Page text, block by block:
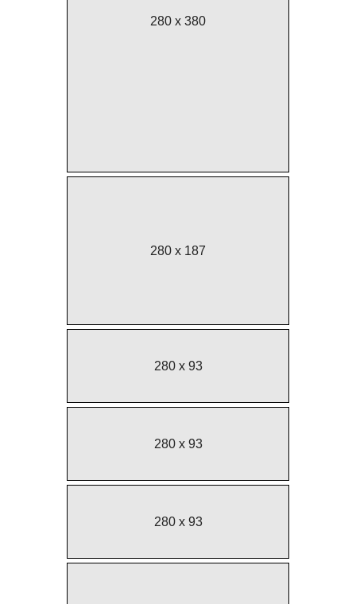
280 x 380
280 x 187
280 x 93
280 x 93
280 x 93